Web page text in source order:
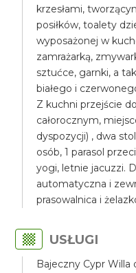
krzesłami,
posiłków, toalety
wyposażonej w
zamrażarką,
sztućce, garnki, a
białego i
Z kuchni przejście
całorocznym,
dyspozycji) , dwa
osób, 1 parasol
yogi, letnie jacuzzi.
automatyczna i
prasowalnica i
USŁUGI
Bajeczny Cypr Willa